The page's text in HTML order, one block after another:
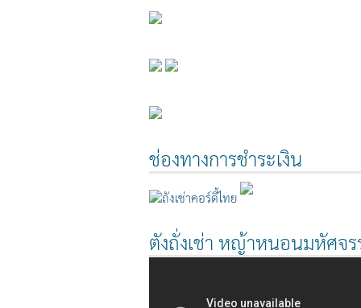
ช่องทางการชำระเงิน
ตังถั่งเช่า หญ้าหนอนมหัศจร